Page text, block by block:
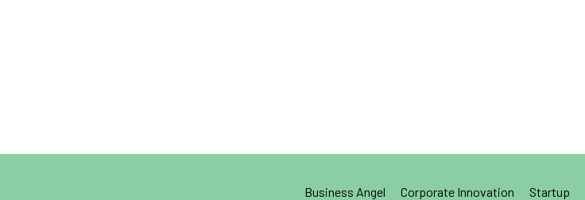
Business Angel Corporate Innovation Startup